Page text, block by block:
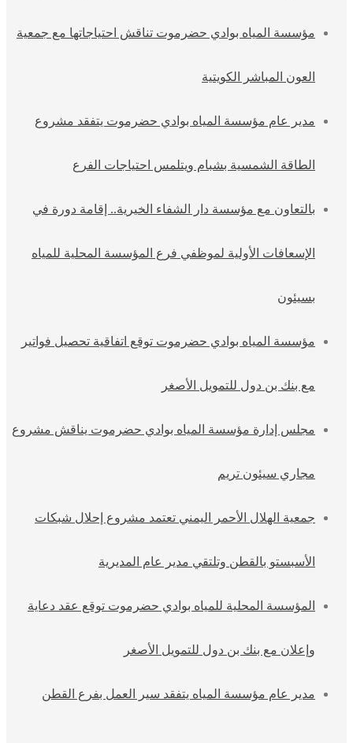
مؤسسة المياه بوادي حضرموت تناقش احتياجاتها مع جمعية
العون المباشر الكويتية
مدير عام مؤسسة المياه بوادي حضرموت يتفقد مشروع
الطاقة الشمسية بشبام ويتلمس احتياجات الفرع
بالتعاون مع مؤسسة دار الشفاء الخيرية.. إقامة دورة في
الإسعافات الأولية لموظفي فرع المؤسسة المحلية للمياه
بسيئون
مؤسسة المياه بوادي حضرموت توقع اتفاقية تحصيل فواتير
مع بنك بن دول للتمويل الأصغر
مجلس إدارة مؤسسة المياه بوادي حضرموت يناقش مشروع
مجاري سيئون تريم
جمعية الهلال الأحمر اليمني تعتمد مشروع إحلال شبكات
الأسبستو بالقطن وتلتقي مدير عام المديرية
المؤسسة المحلية للمياه بوادي حضرموت توقع عقد دعاية
وإعلان مع بنك بن دول للتمويل الأصغر
مدير عام مؤسسة المياه يتفقد سير العمل بفرع القطن